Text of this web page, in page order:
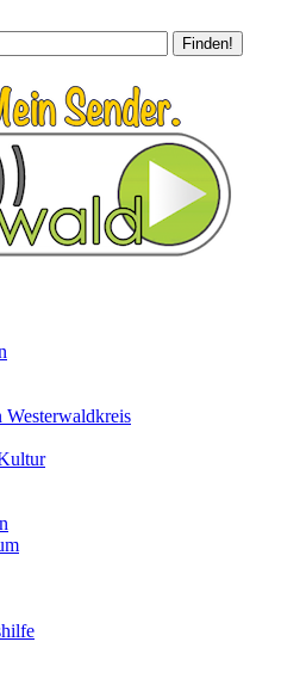
Finden!
Westerwaldkreis